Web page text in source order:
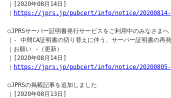
  ｜[2020年08月14日]
https://jprs.jp/pubcert/info/notice/
  ○JPRSサーバー証明書発行サービスをご利用中のみなさまへ
｜- 中間CA証明書の切り替えに伴う、サーバー証明書の再
  ｜お願い -（更新）
  ｜[2020年08月14日]
https://jprs.jp/pubcert/info/notice/
  ○JPRSの掲載記事を追加しました
  ｜[2020年08月13日]